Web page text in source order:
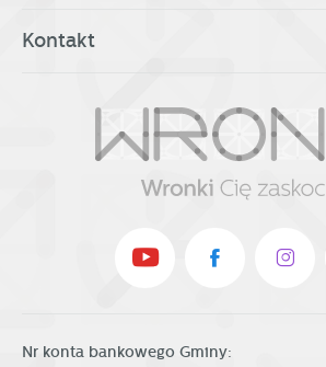
Kontakt
Nr konta bankowego Gminy: